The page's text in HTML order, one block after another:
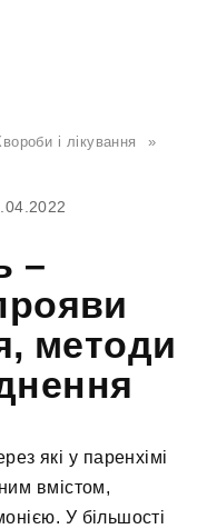
і лікування
»
–
методи
які у паренхімі
вмістом,
У більшості